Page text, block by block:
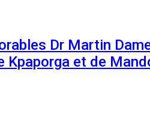
Dr Martin
Kpaporga et de